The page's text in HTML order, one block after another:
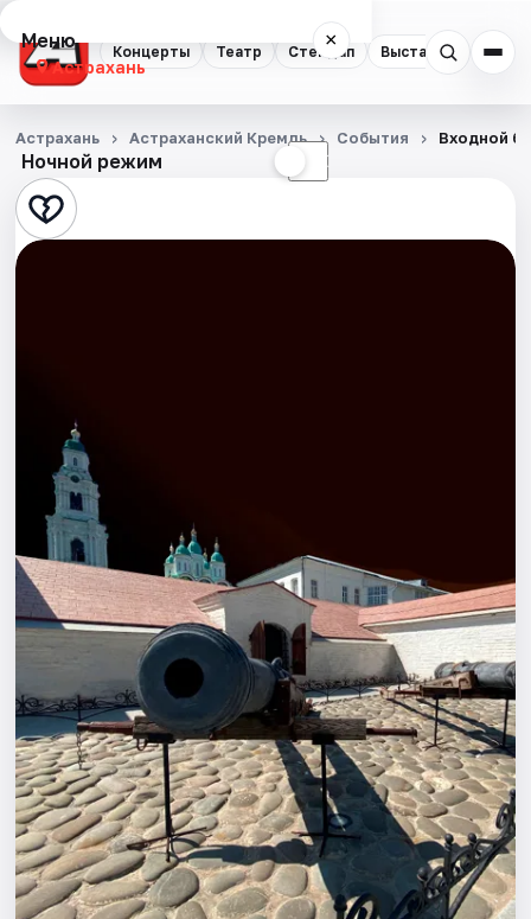
Концерты Театр Стендап Выставки
Меню ×
Астрахань
Концерты
Театр
Стендап
Спорт
События
Города
Площадки
Артисты
Рейтинги
Ночной режим ☾
Астрахань Астраханский Кремль События Входной